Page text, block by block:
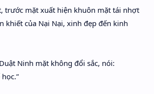
trước mặt xuất hiện khuôn mặt tái nhợt
khiết của Nại Nại, xinh đẹp đến kinh
Ninh mặt không đổi sắc, nói: